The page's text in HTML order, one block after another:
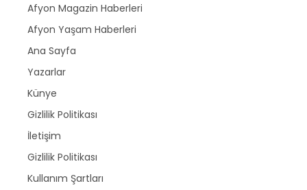
Afyon Magazin Haberleri
Afyon Yaşam Haberleri
Ana Sayfa
Yazarlar
Künye
Gizlilik Politikası
İletişim
Gizlilik Politikası
Kullanım Şartları